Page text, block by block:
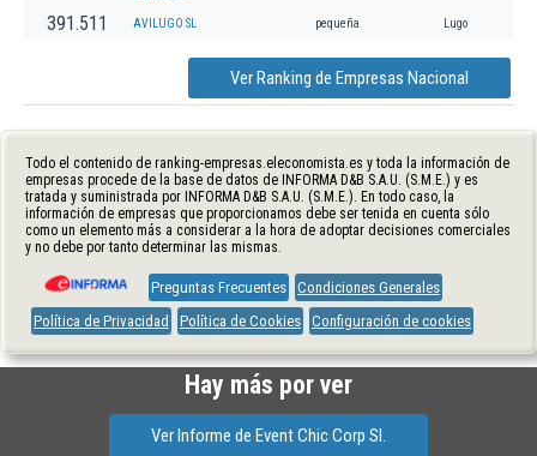
391.511 AVILUGO SL pequeña Lugo
Ver Ranking de Empresas Nacional
Todo el contenido de ranking-empresas.eleconomista.es y toda la información de
empresas procede de la base de datos de INFORMA D&B S.A.U. (S.M.E.) y es
tratada y suministrada por INFORMA D&B S.A.U. (S.M.E.). En todo caso, la
información de empresas que proporcionamos debe ser tenida en cuenta sólo
como un elemento más a considerar a la hora de adoptar decisiones comerciales
y no debe por tanto determinar las mismas.
Preguntas Frecuentes Condiciones Generales
Política de Privacidad
Política de Cookies Configuración de cookies
Hay más por ver
Ver Informe de Event Chic Corp Sl.